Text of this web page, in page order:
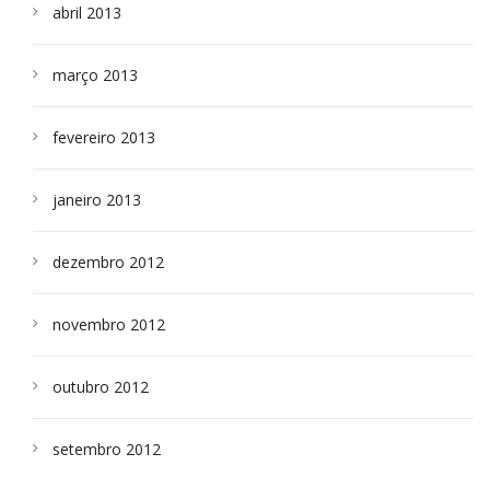
abril 2013
março 2013
fevereiro 2013
janeiro 2013
dezembro 2012
novembro 2012
outubro 2012
setembro 2012